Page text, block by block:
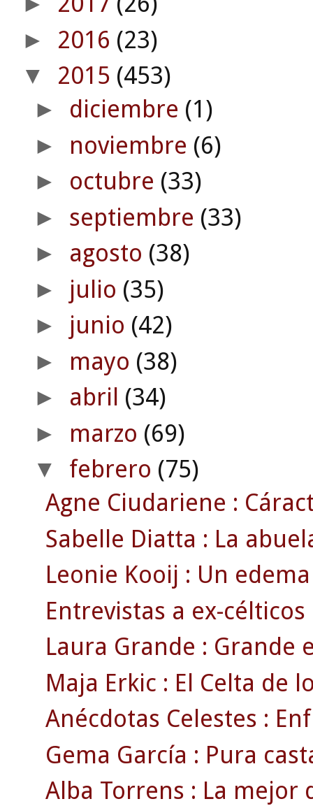
► 2016 (23)
▼ 2015 (453)
► diciembre (1)
► noviembre (6)
► octubre (33)
► septiembre (33)
► agosto (38)
► julio (35)
► junio (42)
► mayo (38)
► abril (34)
► marzo (69)
▼ febrero (75)
Agne Ciudariene :
Sabelle Diatta : La
Leonie Kooij : Un
Entrevistas a ex-
Laura Grande : Grande
Maja Erkic : El Celta de
Anécdotas Celestes :
Gema García : Pura
Alba Torrens : La mejor